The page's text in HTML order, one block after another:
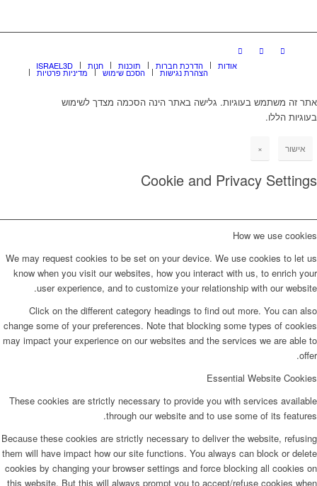
ISRAEL3D חנות תוכנות הדרכת חברות אודות
מדיניות פרטיות הסכם שימוש הצהרת נגישות
אתר זה משתמש בעוגיות. גלישה באתר הינה הסכמה מצדך לשימוש
בעוגיות הללו.
אישור ×
Cookie and Privacy Settings
How we use cookies
We may request cookies to be set on your device. We use cookies to let us
know when you visit our websites, how you interact with us, to enrich your
user experience, and to customize your relationship with our website.
Click on the different category headings to find out more. You can also
change some of your preferences. Note that blocking some types of cookies
may impact your experience on our websites and the services we are able to
offer.
Essential Website Cookies
These cookies are strictly necessary to provide you with services available
through our website and to use some of its features.
Because these cookies are strictly necessary to deliver the website, refusing
them will have impact how our site functions. You always can block or delete
cookies by changing your browser settings and force blocking all cookies on
this website. But this will always prompt you to accept/refuse cookies when